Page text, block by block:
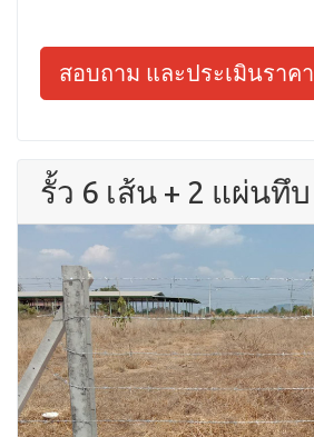
สอบถาม และประเมินราคา
รั้ว 6 เส้น + 2 แผ่นทึบ